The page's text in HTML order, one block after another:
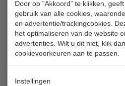
Door op "Akkoord" te klikken,
gebruik van alle cookies,
en advertentie/trackingcookies.
het optimaliseren van de website
advertenties. Wilt u dit niet, klik
cookievoorkeuren aan te passen.
Instellingen
BLAUWE LIJN
€ 6,20